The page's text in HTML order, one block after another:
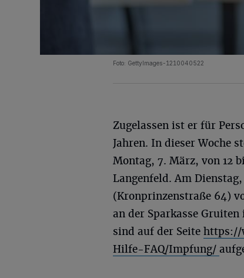
Foto: GettyImages-1210040522
Zugelassen ist er für
Jahren. In dieser Woche
Montag, 7. März, von 12
Langenfeld. Am
(Kronprinzenstraße 64)
an der Sparkasse
sind auf der Seite https://
Hilfe-FAQ/Impfung/